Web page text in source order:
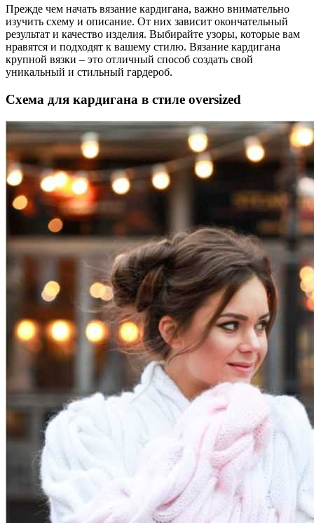
Прежде чем начать вязание кардигана, важно внимательно
изучить схему и описание. От них зависит окончательный
результат и качество изделия. Выбирайте узоры, которые вам
нравятся и подходят к вашему стилю. Вязание кардигана
крупной вязки – это отличный способ создать свой
уникальный и стильный гардероб.
Схема для кардигана в стиле oversized